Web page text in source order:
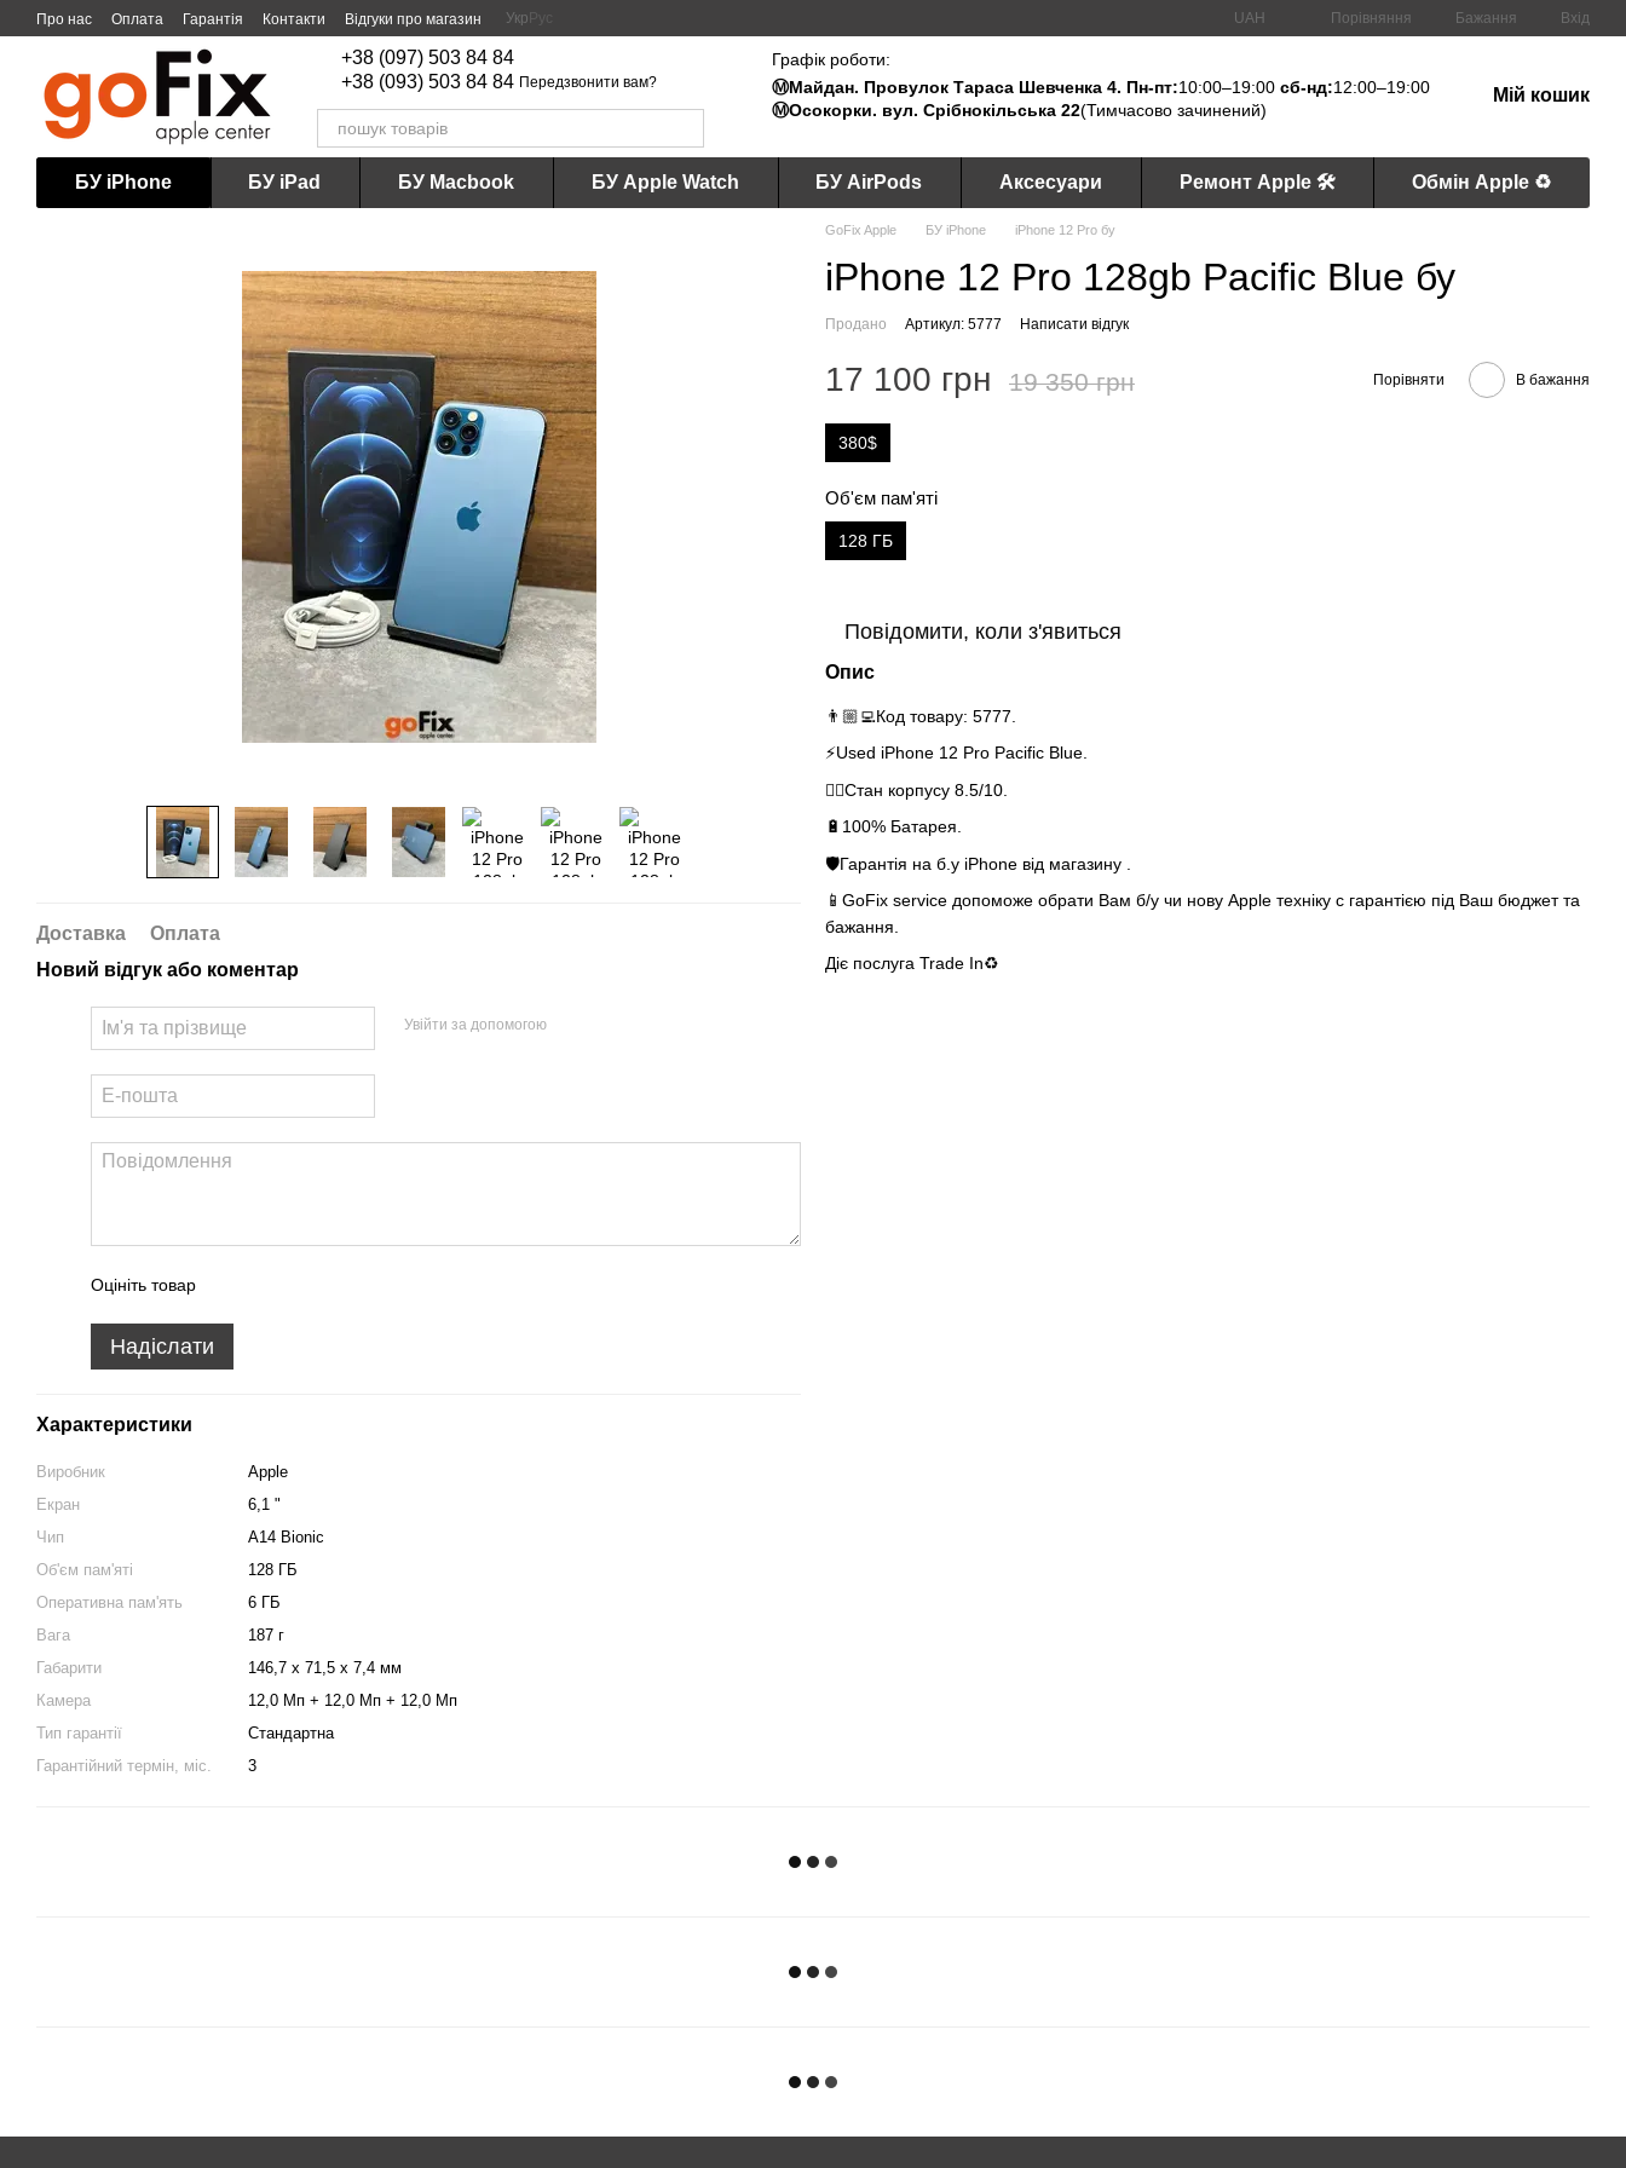
Перейти до основного контенту
Про нас Оплата Гарантія Контакти Відгуки про магазин Укр Рус UAH Порівняння Бажання Вхід
+38 (097) 503 84 84
+38 (093) 503 84 84 Передзвонити вам?
Графік роботи:
Ⓜ️Майдан. Провулок Тараса Шевченка 4. Пн-пт:10:00–19:00сб-нд:12:00–19:00
Ⓜ️Осокорки. вул. Срібнокільська 22(Тимчасово зачинений)
Мій кошик
БУ iPhone БУ iPad БУ Macbook БУ Apple Watch БУ AirPods Аксесуари Ремонт Apple 🛠 Обмін Apple ♻️
Доставка
Оплата
Новий відгук або коментар
Увійти за допомогою
Оцініть товар
Надіслати
Характеристики
Виробник
Apple
Екран
6,1 "
Чип
A14 Bionic
Об'єм пам'яті
128 ГБ
Оперативна пам'ять
6 ГБ
Вага
187 г
Габарити
146,7 х 71,5 х 7,4 мм
Камера
12,0 Мп + 12,0 Мп + 12,0 Мп
Тип гарантії
Стандартна
Гарантійний термін, міс.
3
GoFix Apple БУ iPhone iPhone 12 Pro бу
iPhone 12 Pro 128gb Pacific Blue бу
Продано Артикул: 5777 Написати відгук
17 100 грн 19 350 грн Порівняти В бажання
380$
Об'єм пам'яті
128 ГБ
Повідомити, коли з'явиться
Опис
👨🏼‍💻Код товару: 5777.
⚡️Used iPhone 12 Pro Pacific Blue.
👌🏻Стан корпусу 8.5/10.
🔋100% Батарея.
🛡Гарантія на б.у iPhone від магазину .
📱GoFix service допоможе обрати Вам б/у чи нову Apple техніку с гарантією під Ваш бюджет та
бажання.
Діє послуга Trade In♻️